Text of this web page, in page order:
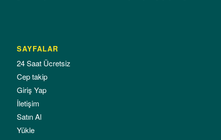
SAYFALAR
24 Saat Ücretsiz
Cep takip
Giriş Yap
İletişim
Satın Al
Yükle